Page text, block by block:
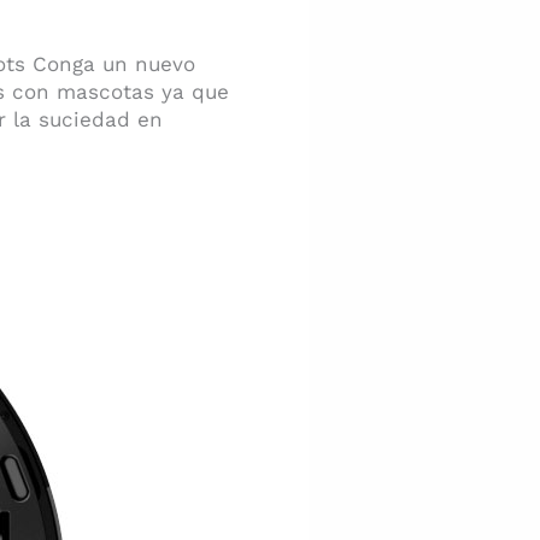
Conga un nuevo
mascotas ya que
la suciedad en